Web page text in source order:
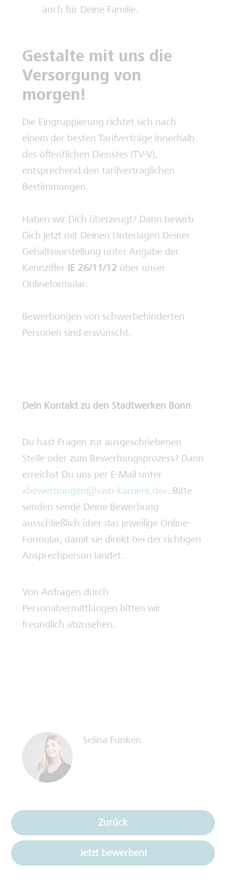
auch für Deine Familie.
Gestalte mit uns die
Versorgung von
morgen!
Die Eingruppierung richtet sich nach
einem der besten Tarifverträge innerhalb
des öffentlichen Dienstes (TV-V),
entsprechend den tarifvertraglichen
Bestimmungen.
Haben wir Dich überzeugt? Dann bewirb
Dich jetzt mit Deinen Unterlagen Deiner
Gehaltsvorstellung unter Angabe der
Kennziffer IE 26/11/12 über unser
Onlineformular.
Bewerbungen von schwerbehinderten
Personen sind erwünscht.
Dein Kontakt zu den Stadtwerken Bonn
Du hast Fragen zur ausgeschriebenen
Stelle oder zum Bewerbungsprozess? Dann
erreichst Du uns per E-Mail unter
bewerbungen@swb-karriere.de . Bitte
senden sende Deine Bewerbung
ausschließlich über das jeweilige Online-
Formular, damit sie direkt bei der richtigen
Ansprechperson landet.
Von Anfragen durch
Personalvermittlungen bitten wir
freundlich abzusehen.
Selina Funken
Zurück
Jetzt bewerben!